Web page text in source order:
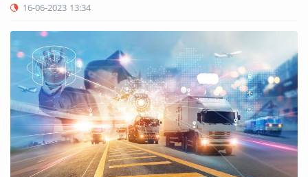
16-06-2023 13:34